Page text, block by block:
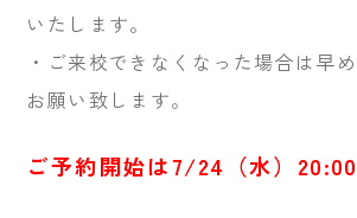
いたします。
・ご来校できなくなった場合は早
お願い致します。
ご予約開始は7/24（水）